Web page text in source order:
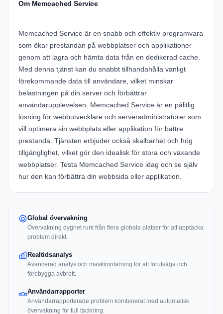
Om Memcached Service
Memcached Service är en snabb och effektiv programvara
som ökar prestandan på webbplatser och applikationer
genom att lagra och hämta data från en dedikerad cache.
Med denna tjänst kan du snabbt tillhandahålla vanligt
förekommande data till användare, vilket minskar
belastningen på din server och förbättrar
användarupplevelsen. Memcached Service är en pålitlig
lösning för webbutvecklare och serveradministratörer som
vill optimera sin webbplats eller applikation för bättre
prestanda. Tjänsten erbjuder också skalbarhet och hög
tillgänglighet, vilket gör den idealisk för stora och växande
webbplatser. Testa Memcached Service idag och se själv
hur den kan förbättra din webbsida eller applikation.
Global övervakning
Övervakning dygnet runt från flera globala platser för att upptäcka
problem direkt.
Realtidsanalys
Avancerad analys och maskininlärning för att förutsäga och
förebygga avbrott.
Användarrapporter
Användarrapporterade problem kombinerat med automatisk
övervakning för full täckning.